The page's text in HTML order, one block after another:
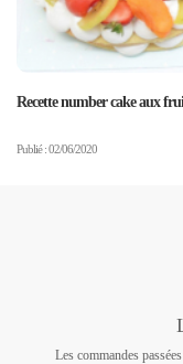
Recette number cake aux
Publié : 02/06/2020
Les commandes